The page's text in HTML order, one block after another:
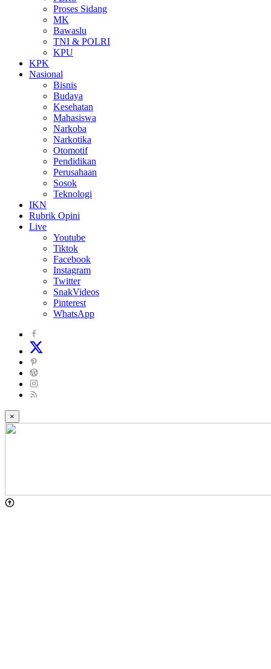
Proses Sidang
MK
Bawaslu
TNI & POLRI
KPU
KPK
Nasional
Bisnis
Budaya
Kesehatan
Mahasiswa
Narkoba
Narkotika
Otomotif
Pendidikan
Perusahaan
Sosok
Teknologi
IKN
Rubrik Opini
Live
Youtube
Tiktok
Facebook
Instagram
Twitter
SnakVideos
Pinterest
WhatsApp
×